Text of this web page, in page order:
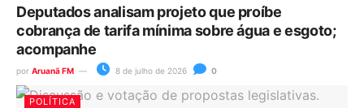
Deputados analisam projeto que proíbe
cobrança de tarifa mínima sobre água e esgoto;
acompanhe
por Aruanã FM 8 de julho de 2026 0
POLÍTICA